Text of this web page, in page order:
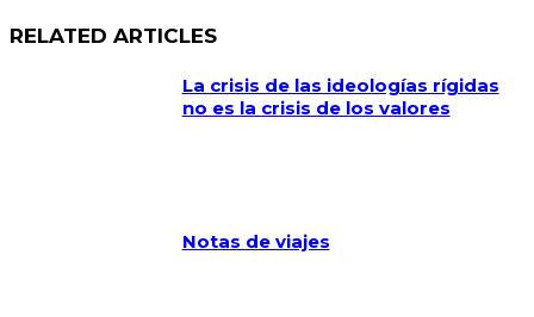
RELATED ARTICLES
La crisis de las ideologías rígidas
no es la crisis de los valores
Notas de viajes